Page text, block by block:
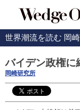
世界潮流を読む 岡
バイデン政権に
岡崎研究所